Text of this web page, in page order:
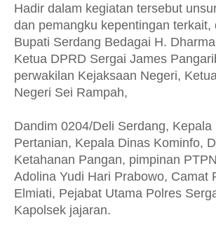
Hadir dalam kegiatan tersebut
dan pemangku kepentingan terkait,
Bupati Serdang Bedagai H.
Ketua DPRD Sergai James
perwakilan Kejaksaan Negeri,
Negeri Sei Rampah,
Dandim 0204/Deli Serdang, Kepala
Pertanian, Kepala Dinas Kominfo,
Ketahanan Pangan, pimpinan
Adolina Yudi Hari Prabowo, Camat
Elmiati, Pejabat Utama Polres
Kapolsek jajaran.